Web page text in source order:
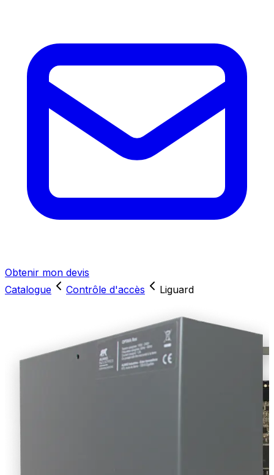
Obtenir mon devis
Catalogue
Contrôle d'accès Liguard